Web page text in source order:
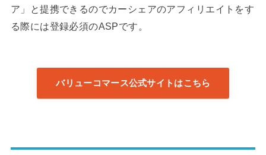
ア」と提携できるのでカーシェアのアフィリエイトをす
る際には登録必須のASPです。
バリューコマース公式サイトはこちら